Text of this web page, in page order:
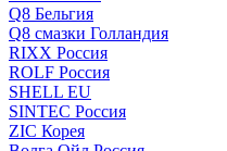
Q8 Бельгия
Q8 смазки Голландия
RIXX Россия
ROLF Россия
SHELL EU
SINTEC Россия
ZIC Корея